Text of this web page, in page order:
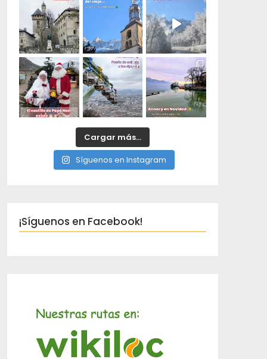
Cargar más...
Síguenos en Instagram
¡Síguenos en Facebook!